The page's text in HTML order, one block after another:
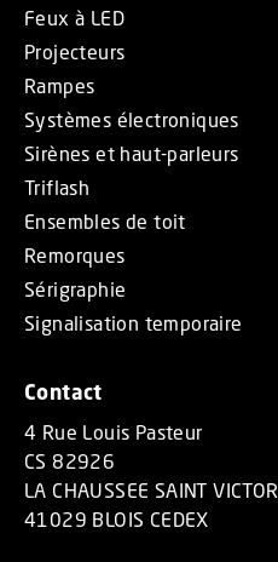
Feux à LED
Projecteurs
Rampes
Systèmes électroniques
Sirènes et haut-parleurs
Triflash
Ensembles de toit
Remorques
Sérigraphie
Signalisation temporaire
Contact
4 Rue Louis Pasteur
CS 82926
LA CHAUSSEE SAINT VICTOR
41029 BLOIS CEDEX